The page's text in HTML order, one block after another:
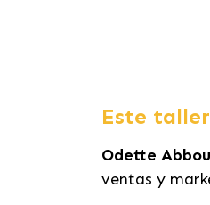
Este
Odette
ventas y